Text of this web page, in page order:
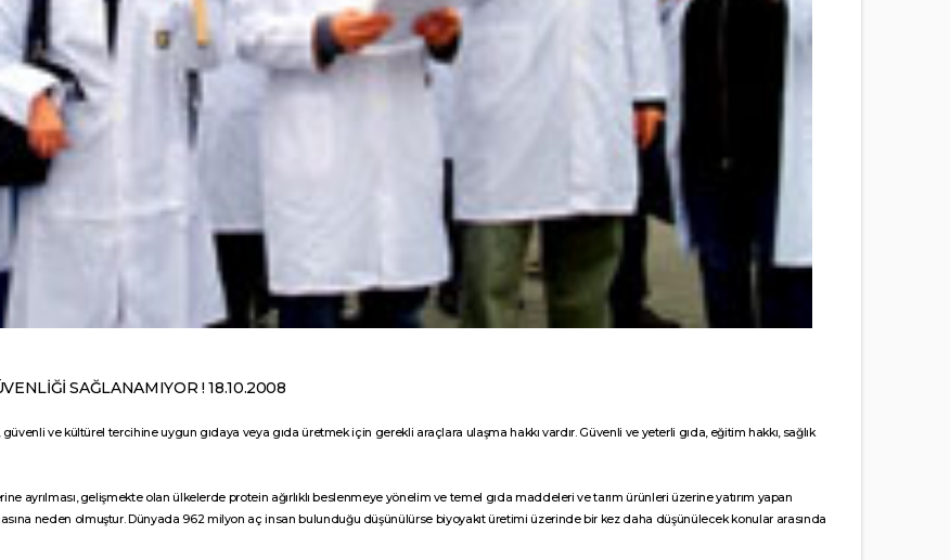
SAĞLANAMIYOR ! 18.10.2008
ve kültürel tercihine uygun gıdaya veya gıda üretmek için gerekli araçlara ulaşma hakkı vardır. Güvenli ve yeterli gıda, eğitim hakkı, sağlık
ayrılması, gelişmekte olan ülkelerde protein ağırlıklı beslenmeye yönelim ve temel gıda maddeleri ve tarım ürünleri üzerine yatırım yapan
neden olmuştur. Dünyada 962 milyon aç insan bulunduğu düşünülürse biyoyakıt üretimi üzerinde bir kez daha düşünülecek konular arasında